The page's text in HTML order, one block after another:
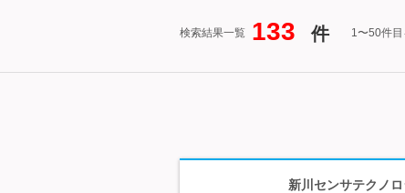
検索結果一覧 133 件 1〜50件
新川センサテクノ